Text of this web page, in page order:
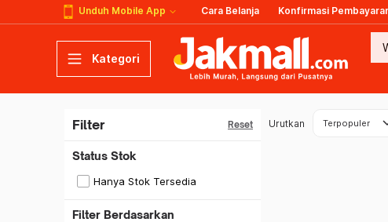
Unduh Mobile App Cara Belanja Konfirmasi
Kategori
Filter Reset
Status Stok
Hanya Stok Tersedia
Filter Berdasarkan
Urutkan Terpopuler